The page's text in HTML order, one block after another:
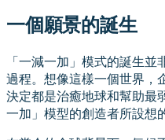
一個願景的誕生
「一減一加」模式的誕生
過程。想像這樣一個世界，
決定都是治癒地球和幫助最
一加」模型的創造者所設想